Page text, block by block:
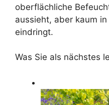
oberflächliche
aussieht, aber kaum
eindringt.
Was Sie als nächstes